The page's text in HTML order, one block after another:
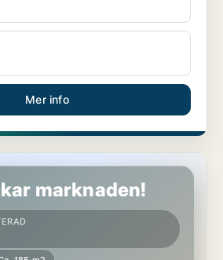
Mer info
marknaden!